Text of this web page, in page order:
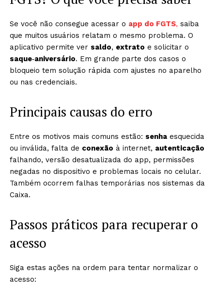
Se você não consegue acessar o app do FGTS, saiba
que muitos usuários relatam o mesmo problema. O
aplicativo permite ver saldo, extrato e solicitar o
saque‑aniversário. Em grande parte dos casos o
bloqueio tem solução rápida com ajustes no aparelho
ou nas credenciais.
Principais causas do erro
Entre os motivos mais comuns estão: senha esquecida
ou inválida, falta de conexão à internet, autenticação
falhando, versão desatualizada do app, permissões
negadas no dispositivo e problemas locais no celular.
Também ocorrem falhas temporárias nos sistemas da
Caixa.
Passos práticos para recuperar o
acesso
Siga estas ações na ordem para tentar normalizar o
acesso: